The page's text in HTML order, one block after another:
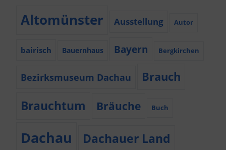
Altomünster Ausstellung Autor
bairisch Bauernhaus Bayern Bergkirchen
Bezirksmuseum Dachau Brauch
Brauchtum Bräuche Buch
Dachau Dachauer Land